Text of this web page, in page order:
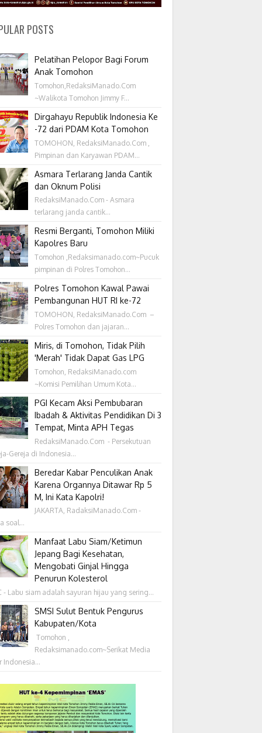
POSTS
Pelatihan Pelopor Bagi Forum
Anak Tomohon
Tomohon,RedaksiManado.Com
~Walikota Tomohon Jimmy F...
Dirgahayu Republik Indonesia Ke
-72 dari PDAM Kota Tomohon
TOMOHON, RedaksiManado.Com ,
Pimpinan dan Karyawan PDAM...
Asmara Terlarang Janda Cantik
dan Oknum Polisi
RedaksiManado.Com - Asmara
terlarang janda cantik...
Resmi Berganti, Tomohon Miliki
Kapolres Baru
Tomohon ,Redaksimanado.com~Pucuk
pimpinan di Polres Tomohon...
Polres Tomohon Kawal Pawai
Pembangunan HUT RI ke-72
TOMOHON, RedaksiManado.Com –
Polres Tomohon dan jajaran...
Miris, di Tomohon, Tidak Pilih
'Merah' Tidak Dapat Gas LPG
Tomohon, RedaksiManado.com
~Komisi Pemilihan Umum Kota...
PGI Kecam Aksi Pembubaran
Ibadah & Aktivitas Pendidikan Di 3
Tempat, Minta APH Tegas
RedaksiManado.Com - Persekutuan
Gereja di Indonesia...
Beredar Kabar Penculikan Anak
Karena Organnya Ditawar Rp 5
M, Ini Kata Kapolri!
JAKARTA, RadaksiManado.Com -
soal...
Manfaat Labu Siam/Ketimun
Jepang Bagi Kesehatan,
Mengobati Ginjal Hingga
Penurun Kolesterol
- Labu siam adalah sayuran hijau yang sering...
SMSI Sulut Bentuk Pengurus
Kabupaten/Kota
‎ Tomohon ,
Redaksimanado.com~Serikat Media
Indonesia...